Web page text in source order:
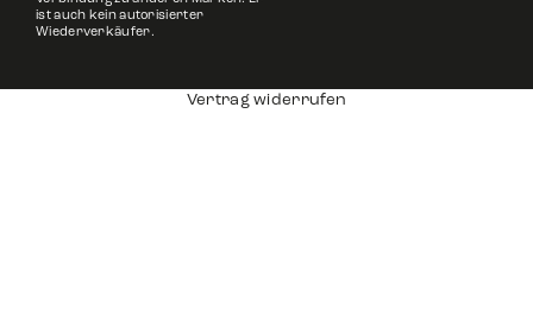
ist auch kein autorisierter
Wiederverkäufer.
Vertrag widerrufen